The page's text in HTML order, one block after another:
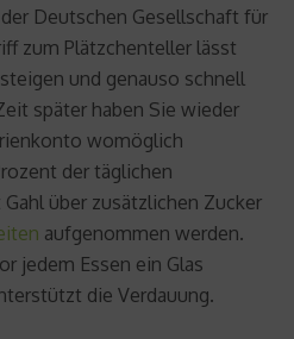
Deutschen Gesellschaft für
zum Plätzchenteller lässt
und genauso schnell
später haben Sie wieder
womöglich
der täglichen
über zusätzlichen Zucker
aufgenommen werden.
jedem Essen ein Glas
die Verdauung.